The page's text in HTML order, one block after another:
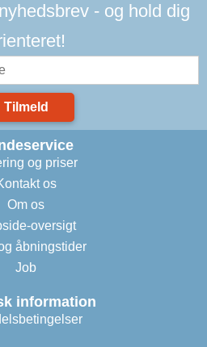
- og hold dig
Tilmeld
og priser
os
Om os
oversigt
åbningstider
Job
information